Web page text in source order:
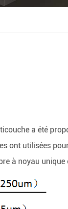
a été
ont utilisées
à noyau unique